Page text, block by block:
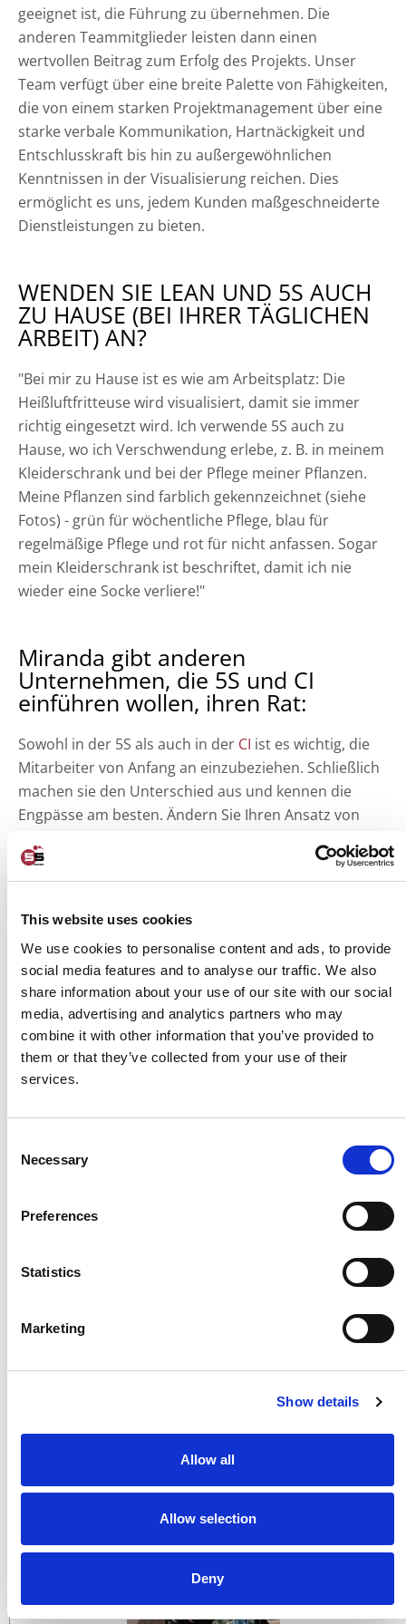
This website uses cookies
We use cookies to personalise content and ads, to provide
social media features and to analyse our traffic. We also
share information about your use of our site with our social
media, advertising and analytics partners who may
combine it with other information that you’ve provided to
them or that they’ve collected from your use of their
services.
Selection
Necessary
Preferences
Statistics
Marketing
Show details
Allow all
Allow selection
Deny
geeignet ist, die Führung zu übernehmen. Die
anderen Teammitglieder leisten dann einen
wertvollen Beitrag zum Erfolg des Projekts. Unser
Team verfügt über eine breite Palette von Fähigkeiten,
die von einem starken Projektmanagement über eine
starke verbale Kommunikation, Hartnäckigkeit und
Entschlusskraft bis hin zu außergewöhnlichen
Kenntnissen in der Visualisierung reichen. Dies
ermöglicht es uns, jedem Kunden maßgeschneiderte
Dienstleistungen zu bieten.
WENDEN SIE LEAN UND 5S AUCH
ZU HAUSE (BEI IHRER TÄGLICHEN
ARBEIT) AN?
"Bei mir zu Hause ist es wie am Arbeitsplatz: Die
Heißluftfritteuse wird visualisiert, damit sie immer
richtig eingesetzt wird. Ich verwende 5S auch zu
Hause, wo ich Verschwendung erlebe, z. B. in meinem
Kleiderschrank und bei der Pflege meiner Pflanzen.
Meine Pflanzen sind farblich gekennzeichnet (siehe
Fotos) - grün für wöchentliche Pflege, blau für
regelmäßige Pflege und rot für nicht anfassen. Sogar
mein Kleiderschrank ist beschriftet, damit ich nie
wieder eine Socke verliere!"
Miranda gibt anderen
Unternehmen, die 5S und CI
einführen wollen, ihren Rat:
Sowohl in der 5S als auch in der CI ist es wichtig, die
Mitarbeiter von Anfang an einzubeziehen. Schließlich
machen sie den Unterschied aus und kennen die
Engpässe am besten. Ändern Sie Ihren Ansatz von
Veränderungen auch wirklich bei den Menschen
ankommen, die die Arbeit machen. Wenden Sie eine
gesehen und auch verstanden werden.
Zögern und nur Brände löschen führt zu immer mehr
Ärger und Ineffizienz. Wenn Sie mit der Einführung
von 5S warten, wird der Prozess in Bezug auf
Sicherheit, Qualität, Mitarbeiterzufriedenheit und
Verschwendung aus dem Prozess zu entfernen und
AN DER REIHE:
Miranda Suijkerbuijk (Lean-Beraterin